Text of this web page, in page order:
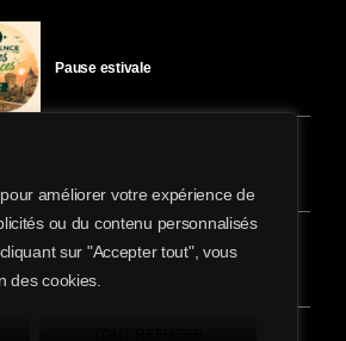
améliorer votre expérience de
ou du contenu personnalisés
sur "Accepter tout", vous
des cookies.
share
email
Pause estivale
Ici l’Ombre – mardi 28 juillet